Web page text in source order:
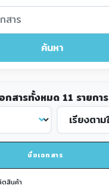
ค้นหา
กสารทั้งหมด 11 รายการ
ชื่อเอกสาร
ตสินค้า